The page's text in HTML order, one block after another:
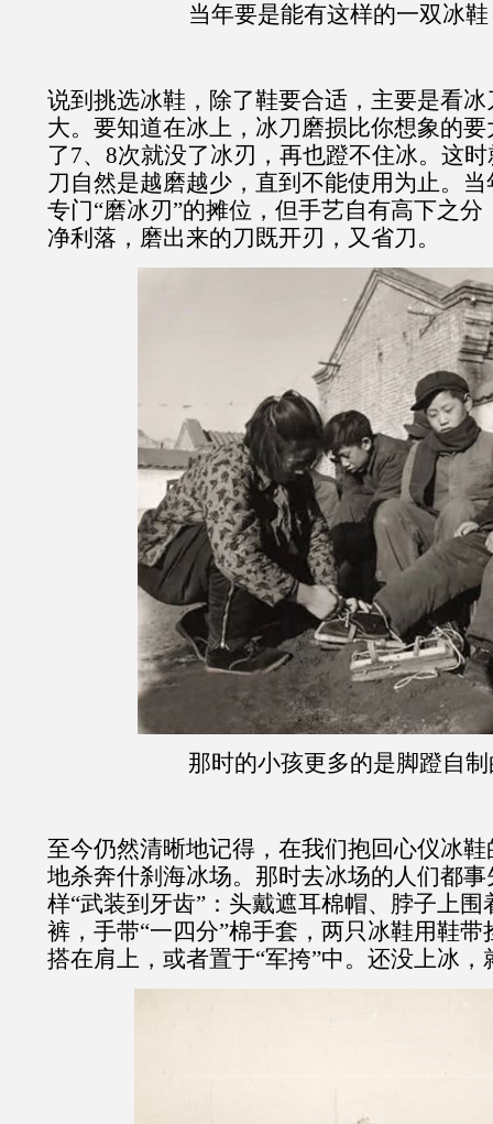
当年要是能有这样的一双冰
说到挑选冰鞋，除了鞋要合适，主要是看
大。要知道在冰上，冰刀磨损比你想象的
了7、 8次就没了冰刃，再也蹬不住冰。这
刀自然是越磨越少，直到不能使用为止。
专门“磨冰刃”的摊位，但手艺自有高下之
净利落，磨出来的刀既开刃，又省刀。
那时的小孩更多的是脚蹬自
至今仍然清晰地记得，在我们抱回心仪冰
地杀奔什刹海冰场。那时去冰场的人们都
样“武装到牙齿”：头戴遮耳棉帽、脖子上
裤，手带“一四分”棉手套，两只冰鞋用鞋
搭在肩上，或者置于“军挎”中。还没上冰，